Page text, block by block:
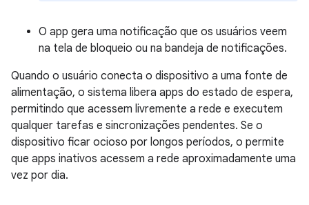
O app gera uma notificação que os usuários veem
na tela de bloqueio ou na bandeja de notificações.
Quando o usuário conecta o dispositivo a uma fonte de
alimentação, o sistema libera apps do estado de espera,
permitindo que acessem livremente a rede e executem
qualquer tarefas e sincronizações pendentes. Se o
dispositivo ficar ocioso por longos períodos, o permite
que apps inativos acessem a rede aproximadamente uma
vez por dia.